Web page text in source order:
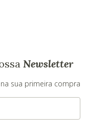
Newsletter
sua primeira compra